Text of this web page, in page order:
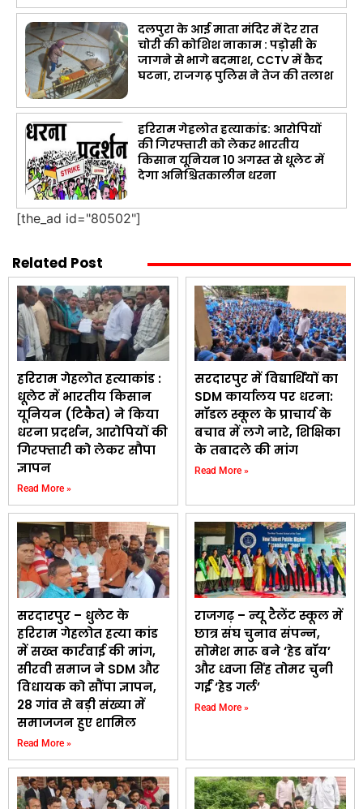
दलपुरा के आई माता मंदिर में देर रात
चोरी की कोशिश नाकाम : पड़ोसी के
जागने से भागे बदमाश, CCTV में कैद
घटना, राजगढ़ पुलिस ने तेज की तलाश
हरिराम गेहलोत हत्याकांड: आरोपियों
की गिरफ्तारी को लेकर भारतीय
किसान यूनियन 10 अगस्त से धूलेट में
देगा अनिश्चितकालीन धरना
[the_ad id="80502"]
Related Post
हरिराम गेहलोत हत्याकांड :
धूलेट में भारतीय किसान
यूनियन (टिकैत) ने किया
धरना प्रदर्शन, आरोपियों की
गिरफ्तारी को लेकर सौपा
ज्ञापन
Read More »
सरदारपुर में विद्यार्थियों का
SDM कार्यालय पर धरना:
मॉडल स्कूल के प्राचार्य के
बचाव में लगे नारे, शिक्षिका
के तबादले की मांग
Read More »
सरदारपुर – धुलेट के
हरिराम गेहलोत हत्या कांड
में सख्त कार्रवाई की मांग,
सीरवी समाज ने SDM और
विधायक को सौंपा ज्ञापन,
28 गांव से बड़ी संख्या में
समाजजन हुए शामिल
Read More »
राजगढ़ – न्यू टैलेंट स्कूल में
छात्र संघ चुनाव संपन्न,
सोमेश मारू बने ‘हेड बॉय’
और ध्वजा सिंह तोमर चुनी
गईं ‘हेड गर्ल’
Read More »